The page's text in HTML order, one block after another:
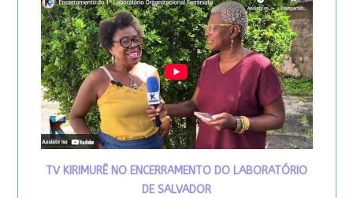
TV KIRIMURÊ NO ENCERRAMENTO DO LABORATÓRIO
DE SALVADOR